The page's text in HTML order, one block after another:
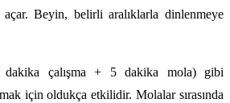
Beyin, belirli aralıklarla dinlenmeye
dakika çalışma + 5 dakika mola) gibi
için oldukça etkilidir. Molalar sırasında